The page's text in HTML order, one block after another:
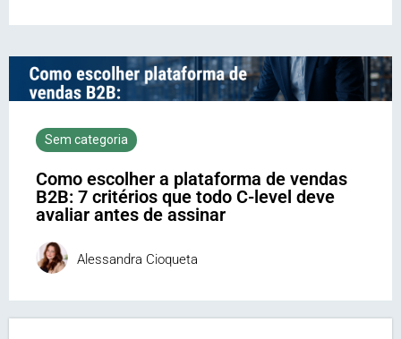
Sem categoria
Como escolher a plataforma de vendas
B2B: 7 critérios que todo C-level deve
avaliar antes de assinar
Alessandra Cioqueta